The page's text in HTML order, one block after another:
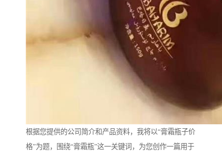
根据您提供的公司简介和产品资料，我将以“膏霜瓶子价
格”为题，围绕“膏霜瓶”这一关键词，为您创作一篇用于